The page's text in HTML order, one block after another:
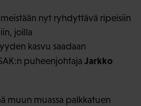
nyt ryhdyttävä ripeisiin
joilla
kasvu saadaan
puheenjohtaja Jarkko
muun muassa palkkatuen